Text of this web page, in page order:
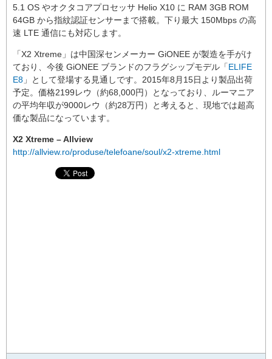
5.1 OS やオクタコアプロセッサ Helio X10 に RAM 3GB ROM
64GB から指紋認証センサーまで搭載。下り最大 150Mbps の高
速 LTE 通信にも対応します。
「X2 Xtreme」は中国深センメーカー GiONEE が製造を手がけ
ており、今後 GiONEE ブランドのフラグシップモデル「ELIFE
E8 」として登場する見通しです。2015年8月15日より製品出荷
予定。価格2199レウ（約68,000円）となっており、ルーマニア
の平均年収が9000レウ（約28万円）と考えると、現地では超高
価な製品になっています。
X2 Xtreme – Allview
http://allview.ro/produse/telefoane/soul/x2-xtreme.html